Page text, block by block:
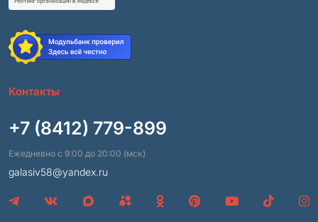
Контакты
+7 (8412) 779-899
Ежедневно с 9:00 до 20:00 (мск)
galasiv58@yandex.ru